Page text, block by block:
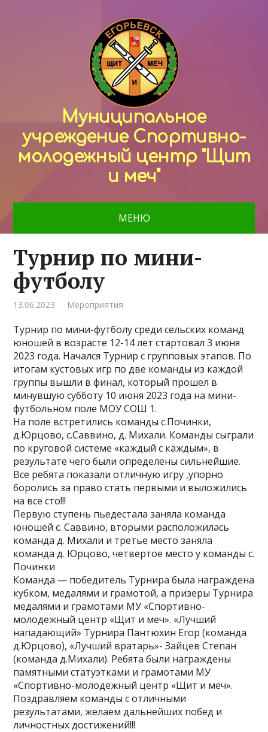
Муниципальное
учреждение Спортивно-
молодежный центр "Щит
и меч"
МЕНЮ
Турнир по мини-
футболу
13.06.2023 Мероприятия
Турнир по мини-футболу среди сельских команд
юношей в возрасте 12-14 лет стартовал 3 июня
2023 года. Начался Турнир с групповых этапов. По
итогам кустовых игр по две команды из каждой
группы вышли в финал, который прошел в
минувшую субботу 10 июня 2023 года на мини-
футбольном поле МОУ СОШ 1.
На поле встретились команды с.Починки,
д.Юрцово, с.Саввино, д. Михали. Команды сыграли
по круговой системе «каждый с каждым», в
результате чего были определены сильнейшие.
Все ребята показали отличную игру ,упорно
боролись за право стать первыми и выложились
на все сто!!!
Первую ступень пьедестала заняла команда
юношей с. Саввино, вторыми расположилась
команда д. Михали и третье место заняла
команда д. Юрцово, четвертое место у команды с.
Починки
Команда — победитель Турнира была награждена
кубком, медалями и грамотой, а призеры Турнира
медалями и грамотами МУ «Спортивно-
молодежный центр «Щит и меч». «Лучший
нападающий» Турнира Пантюхин Егор (команда
д.Юрцово), «Лучший вратарь»- Зайцев Степан
(команда д.Михали). Ребята были награждены
памятными статуэтками и грамотами МУ
«Спортивно-молодежный центр «Щит и меч».
Поздравляем команды с отличными
результатами, желаем дальнейших побед и
личностных достижений!!!